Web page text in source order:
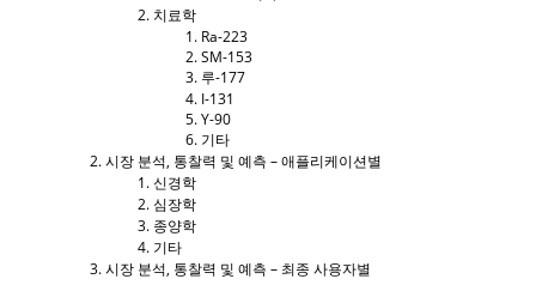
치료학
Ra-223
SM-153
루-177
I-131
Y-90
기타
시장 분석, 통찰력 및 예측 – 애플리케이션별
신경학
심장학
종양학
기타
시장 분석, 통찰력 및 예측 – 최종 사용자별